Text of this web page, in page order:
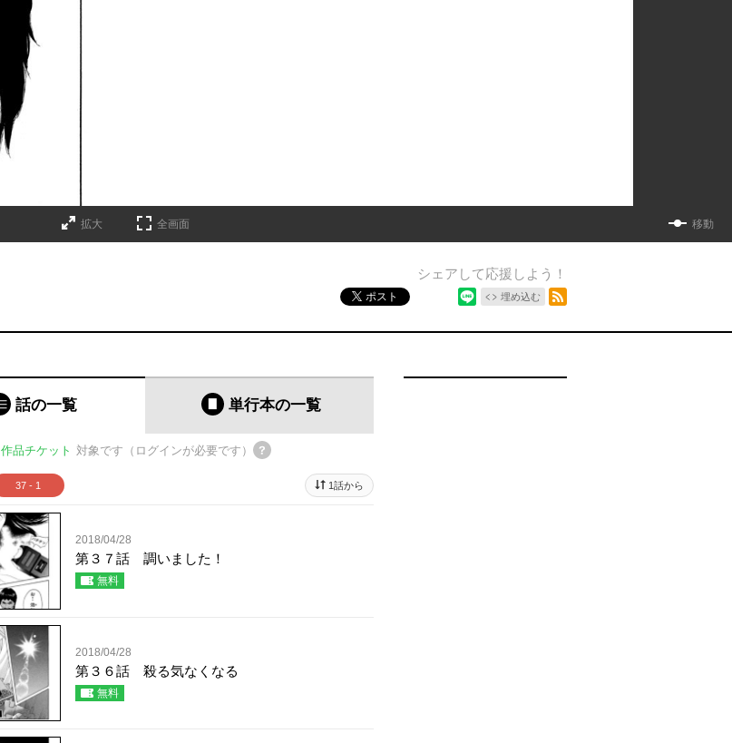
拡大 全画面 移動
シェアして応援しよう！
ポスト 埋め込む
話の一覧 単行本の一覧
作品チケット 対象です（ログインが必要です）
37 - 1 1話から
2018/04/28
第３７話 調いました！
無料
2018/04/28
第３６話 殺る気なくなる
無料